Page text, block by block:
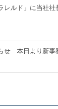
レルド」に当社
せ 本日より新事